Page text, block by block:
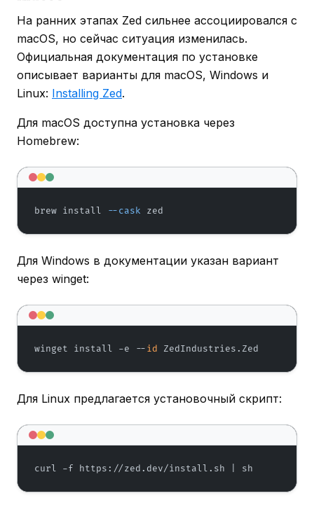
На ранних этапах Zed сильнее ассоциировался с
macOS, но сейчас ситуация изменилась.
Официальная документация по установке
описывает варианты для macOS, Windows и
Linux: Installing Zed.
Для macOS доступна установка через
Homebrew:
brew install --cask zed
Для Windows в документации указан вариант
через winget:
winget install -e --id ZedIndustries.Zed
Для Linux предлагается установочный скрипт:
curl -f https://zed.dev/install.sh | sh